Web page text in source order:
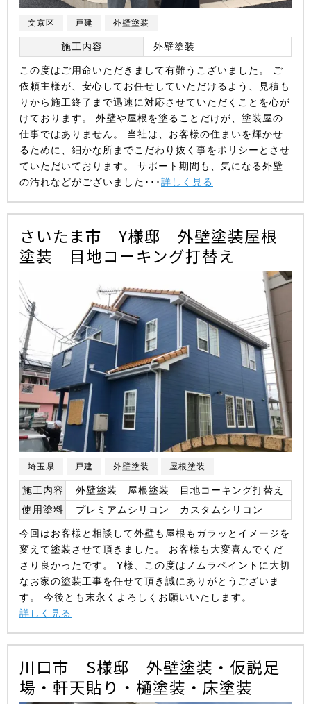
文京区 戸建 外壁塗装
施工内容 外壁塗装
この度はご用命いただきまして有難うこざいました。 ご
依頼主様が、安心してお任せしていただけるよう、見積も
りから施工終了まで迅速に対応させていただくことを心が
けております。 外壁や屋根を塗ることだけが、塗装屋の
仕事ではありません。 当社は、お客様の住まいを輝かせ
るために、細かな所までこだわり抜く事をポリシーとさせ
ていただいております。 サポート期間も、気になる外壁
の汚れなどがございました･･･詳しく見る
さいたま市 Y様邸 外壁塗装屋根
塗装 目地コーキング打替え
埼玉県 戸建 外壁塗装 屋根塗装
施工内容
外壁塗装 屋根塗装 目地コーキング打替え
使用塗料
プレミアムシリコン カスタムシリコン
今回はお客様と相談して外壁も屋根もガラッとイメージを
変えて塗装させて頂きました。 お客様も大変喜んでくだ
さり良かったです。 Y様、この度はノムラペイントに大切
なお家の塗装工事を任せて頂き誠にありがとうございま
す。 今後とも末永くよろしくお願いいたします。
詳しく見る
川口市 S様邸 外壁塗装・仮説足
場・軒天貼り・樋塗装・床塗装